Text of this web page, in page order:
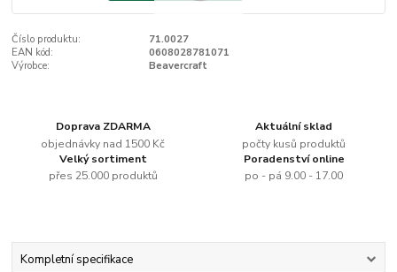
Číslo produktu:
71.0027
EAN kód:
0608028781071
Výrobce:
Beavercraft
Doprava ZDARMA
objednávky nad 1500 Kč
Aktuální sklad
počty kusů produktů
Velký sortiment
přes 25.000 produktů
Poradenství online
po - pá 9.00 - 17.00
Kompletní specifikace